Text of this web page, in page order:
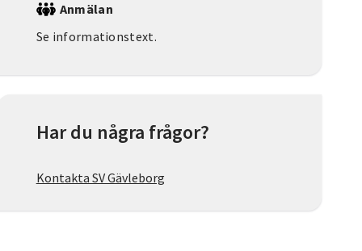
Anmälan
Se informationstext.
Har du några frågor?
Kontakta SV Gävleborg